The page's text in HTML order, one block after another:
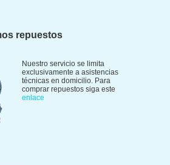
repuestos
Nuestro servicio se limita
exclusivamente a asistencias
técnicas en domicilio. Para
comprar repuestos siga este
enlace